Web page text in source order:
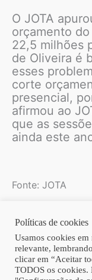
O JOTA
orçamento
22,5 milhões
de Oliveira é
esses
corte
presencial,
afirmou ao
que as
ainda este
Fonte: JOTA
Copyright
Políticas de cookies
Usamos cookies
relevante,
clicar em “Aceitar
TODOS os